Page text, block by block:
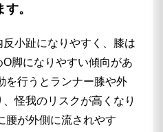
。
小趾になりやすく、膝は
脚になりやすい傾向があ
を行うとランナー膝や外
怪我のリスクが高くなり
腰が外側に流されやす